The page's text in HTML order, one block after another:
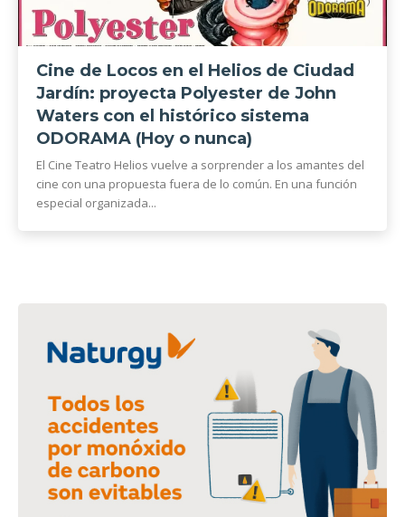
Cine de Locos en el Helios de Ciudad
Jardín: proyecta Polyester de John
Waters con el histórico sistema
ODORAMA (Hoy o nunca)
El Cine Teatro Helios vuelve a sorprender a los amantes del
cine con una propuesta fuera de lo común. En una función
especial organizada...